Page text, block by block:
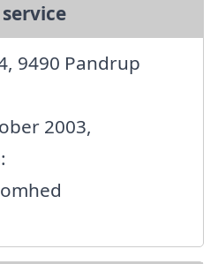
9490 Pandrup
2003,